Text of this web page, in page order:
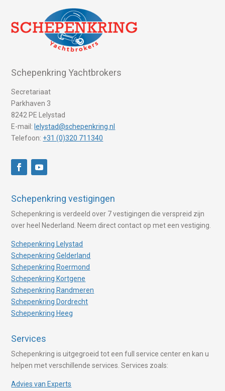
Schepenkring Yachtbrokers
Secretariaat
Parkhaven 3
8242 PE Lelystad
E-mail: lelystad@schepenkring.nl
Telefoon: +31 (0)320 711340
Schepenkring vestigingen
Schepenkring is verdeeld over 7 vestigingen die verspreid zijn
over heel Nederland. Neem direct contact op met een vestiging.
Schepenkring Lelystad
Schepenkring Gelderland
Schepenkring Roermond
Schepenkring Kortgene
Schepenkring Randmeren
Schepenkring Dordrecht
Schepenkring Heeg
Services
Schepenkring is uitgegroeid tot een full service center en kan u
helpen met verschillende services. Services zoals:
Advies van Experts